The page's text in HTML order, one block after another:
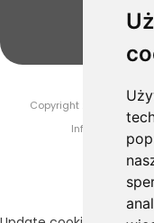
Copyright 2019-2025
InfoSerwis